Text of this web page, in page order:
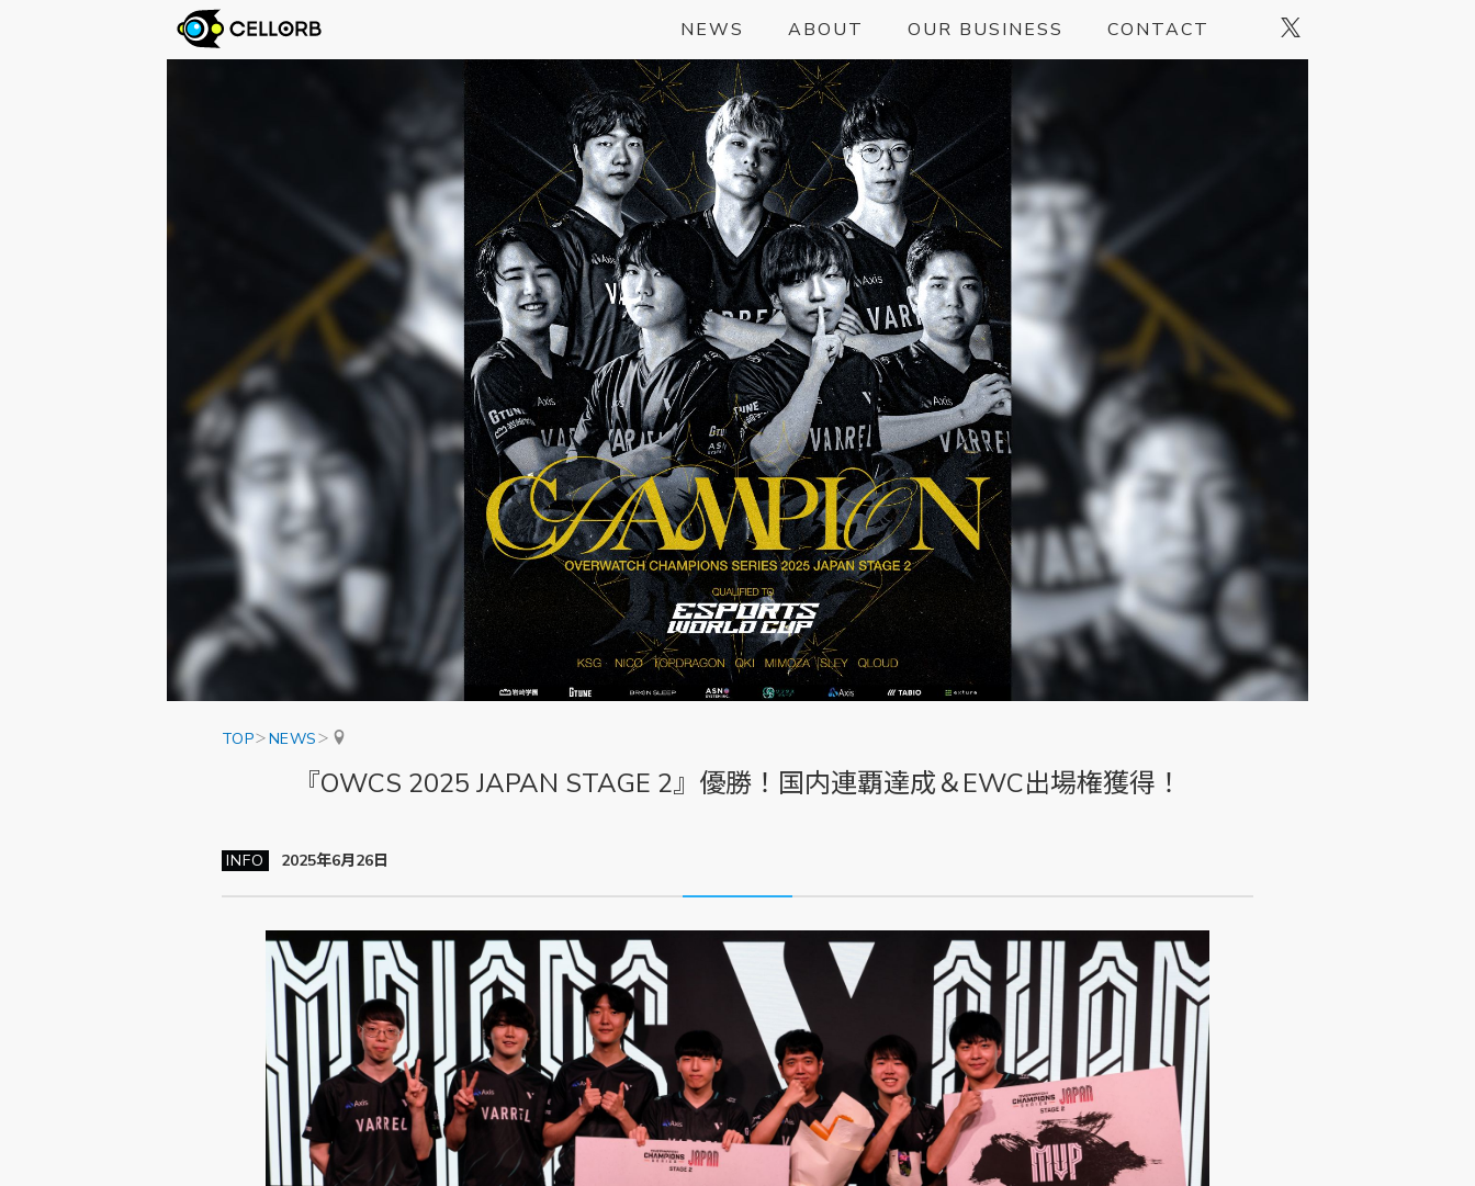
NEWS ABOUT OUR BUSINESS CONTACT
TOP NEWS
『OWCS 2025 JAPAN STAGE 2』優勝！国内連覇達成＆EWC出場権獲得！
INFO 2025年6月26日